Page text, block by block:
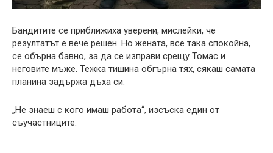
Бандитите се приближиха уверени, мислейки, че
резултатът е вече решен. Но жената, все така спокойна,
се обърна бавно, за да се изправи срещу Томас и
неговите мъже. Тежка тишина обгърна тях, сякаш самата
планина задържа дъха си.
„Не знаеш с кого имаш работа“, изсъска един от
съучастниците.